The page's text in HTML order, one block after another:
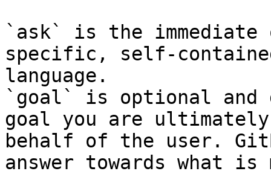
`ask` is the
specific, self-
language.
`goal` is optional and
goal you are
behalf of the user.
answer towards what